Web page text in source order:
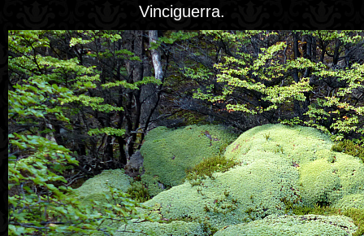
Vinciguerra.